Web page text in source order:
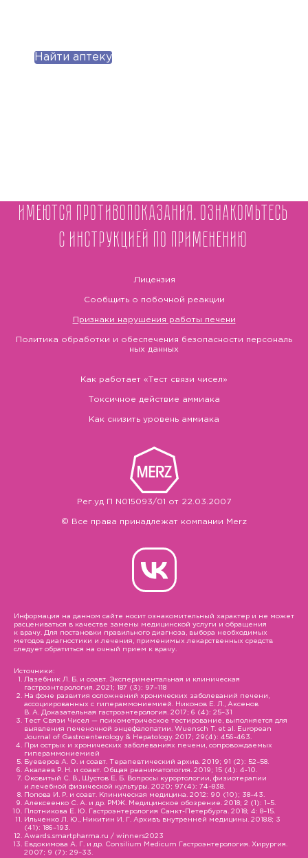
Найти аптеку
Имеются противопоказания. Ознакомьтесь
с инструкцией по применению
Рег.уд П N015093/01 от 22.03.2007
© Все права принадлежат компании Merz
Лицензия
Сообщить о побочной реакции
Признаки нарушения работы печени
Политика обработки и обеспечения безопасности персональ
ных данных
Как работает «Тест связи чисел»
Токсичное действие аммиака
Как снизить уровень аммиака
Информация на данном сайте носит ознакомительный характер и не может
расцениваться в качестве замены медицинской услуги и обращения
к врачу. Для постановки правильного диагноза, выбора необходимых
методов диагностики и лечения, применимых лекарственных средств
следует обратиться на очный прием к врачу.
Источники:
Лазебник Л. Б. и соавт. Экспериментальная и клиническая
гастроэнтерология. 2021; 187 (3): 97–118
На фоне развития осложнений хронических заболеваний печени,
ассоциированных с гипераммониемией. Никонов Е. Л., Аксенов
В. А. Доказательная гастроэнтерология. 2017; 6 (4): 25–31
Тест Связи Чисел — психометрическое тестирование, выполняется для
выявления печеночной энцефалопатии. Wuensch T. et al. European
Journal of Gastroenterology & Hepatology. 2017; 29(4): 456-463.
При острых и хронических заболеваниях печени, сопровождаемых
гипераммониемией
Буеверов А. О. и соавт. Терапевтический архив. 2019; 91 (2): 52–58.
Акалаев Р. Н. и соавт. Общая реаниматология. 2019; 15 (4): 4-10.
Оковитый С. В., Шустов Е. Б. Вопросы курортологии, физиотерапии
и лечебной физической культуры. 2020; 97(4): 74–838.
Попова И. Р. и соавт. Клиническая медицина. 2012: 90 (10); 38–43.
Алексеенко С. А. и др. РМЖ. Медицинское обозрение. 2018; 2 (1): 1–5.
Плотникова Е. Ю. Гастроэнтерология Санкт-Петербурга. 2018; 4: 8–15.
Ильченко Л. Ю., Никитин И. Г. Архивъ внутренней медицины. 2018.8; 3
(41): 186–193.
Awards.smartpharma.ru / winners2023
Евдокимова А. Г. и др. Consilium Medicum Гастроэнтерология. Хирургия.
2007; 9 (7): 29–33.